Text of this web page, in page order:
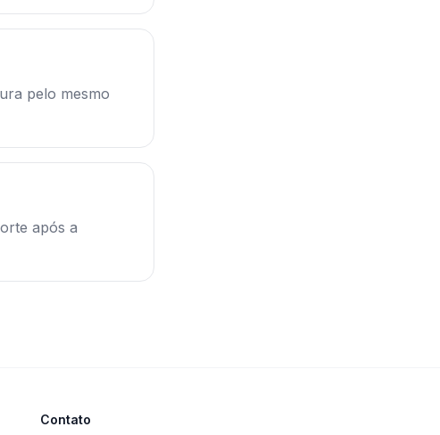
pelo mesmo
após a
Contato